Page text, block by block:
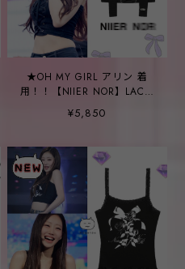
★OH MY GIRL アリン 着
用！！【NIIER NOR】LACE-
UP SCARF TUBE
TOP_BLACK
¥5,850